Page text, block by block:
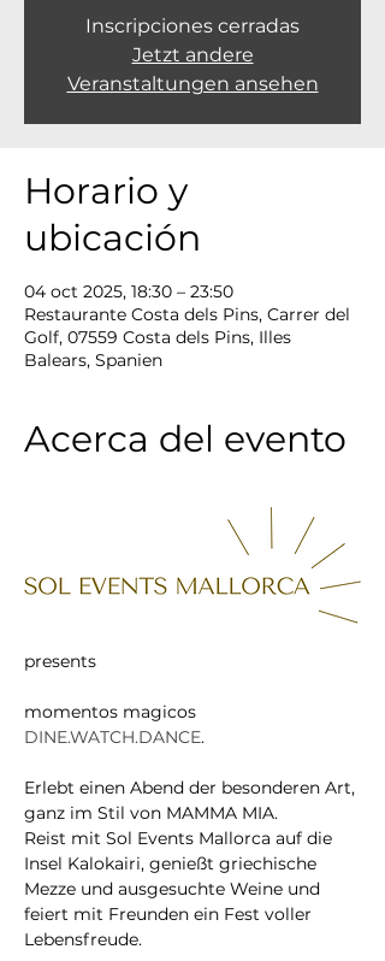
Inscripciones cerradas
Jetzt andere
Veranstaltungen ansehen
Horario y
ubicación
04 oct 2025, 18:30 – 23:50
Restaurante Costa dels Pins, Carrer del
Golf, 07559 Costa dels Pins, Illes
Balears, Spanien
Acerca del evento
presents
momentos magicos
DINE.WATCH.DANCE.
Erlebt einen Abend der besonderen Art,
ganz im Stil von MAMMA MIA.
Reist mit Sol Events Mallorca auf die
Insel Kalokairi, genießt griechische
Mezze und ausgesuchte Weine und
feiert mit Freunden ein Fest voller
Lebensfreude.